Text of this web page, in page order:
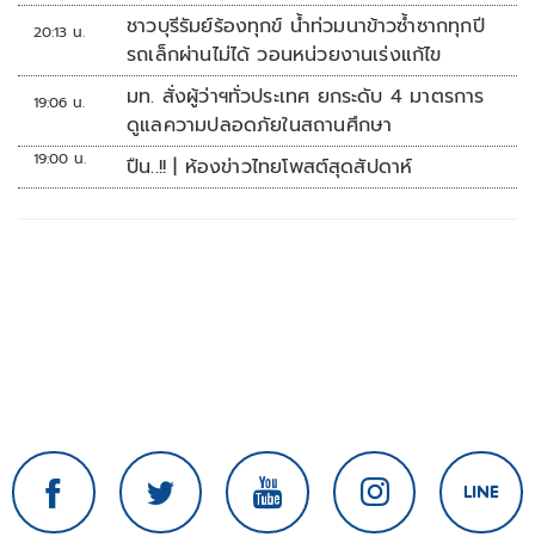
20:13 น.
ชาวบุรีรัมย์ร้องทุกข์ น้ำท่วมนาข้าวซ้ำซากทุกปี
รถเล็กผ่านไม่ได้ วอนหน่วยงานเร่งแก้ไข
19:06 น.
มท. สั่งผู้ว่าฯทั่วประเทศ ยกระดับ 4 มาตรการ
ดูแลความปลอดภัยในสถานศึกษา
19:00 น. ปืน..!! | ห้องข่าวไทยโพสต์สุดสัปดาห์